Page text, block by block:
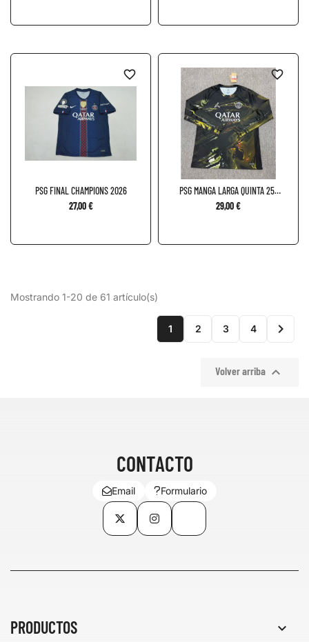
PSG FINAL CHAMPIONS 2026
27,00 €
favorite_border
PSG MANGA LARGA QUINTA 25-
26
29,00 €
favorite_border
Mostrando 1-20 de 61 artículo(s)
1 2 3 4 
Volver arriba 
CONTACTO
Email Formulario
Twitter InstagramTikTok
PRODUCTOS 